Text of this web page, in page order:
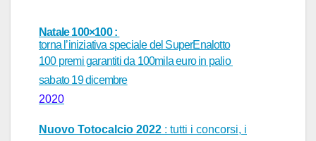
Natale 100×100 :
torna l’iniziativa speciale del SuperEnalotto
100 premi garantiti da 100mila euro in palio
sabato 19 dicembre
2020
Nuovo Totocalcio 2022 : tutti i concorsi, i